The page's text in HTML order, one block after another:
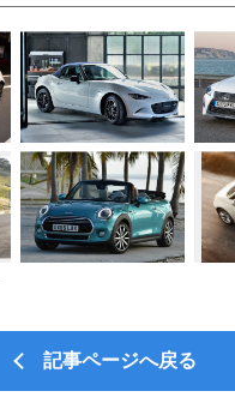
記事ページへ戻る